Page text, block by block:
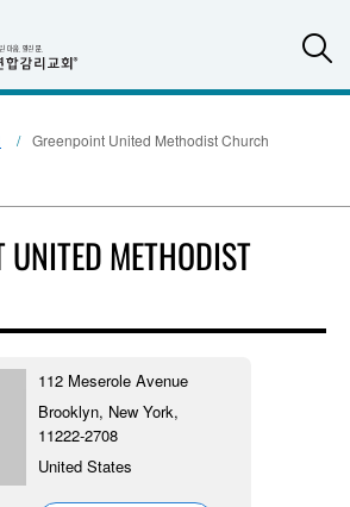
Greenpoint United Methodist Church
UNITED METHODIST
112 Meserole Avenue
Brooklyn, New York,
11222-2708
United States